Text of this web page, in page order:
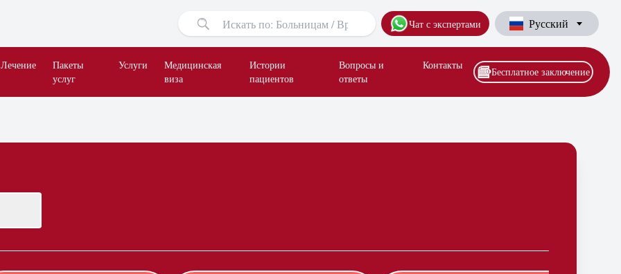
Чат с экспертами Русский
Лечение
Пакеты
услуг
Услуги
Медицинская
виза
Истории
пациентов
Вопросы и
ответы
Контакты
Бесплатное заключение